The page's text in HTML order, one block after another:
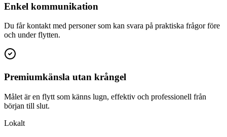
Enkel kommunikation
Du får kontakt med personer som kan svara på praktiska frågor före
och under flytten.
Premiumkänsla utan krångel
Målet är en flytt som känns lugn, effektiv och professionell från
början till slut.
Lokalt